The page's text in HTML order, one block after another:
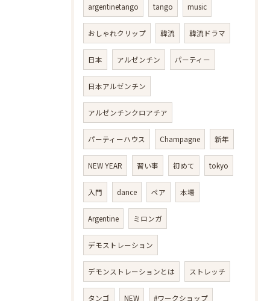
argentinetango tango music
おしゃれクリップ 韓流 韓流ドラマ
日本 アルゼンチン パーティー
日本アルゼンチン
アルゼンチンクロアチア
パーティーハウス Champagne 新年
NEW YEAR 習い事 初めて tokyo
入門 dance ペア 本場
Argentine ミロンガ
デモストレーション
デモンストレーションとは ストレッチ
タンゴ NEW #ワークショップ